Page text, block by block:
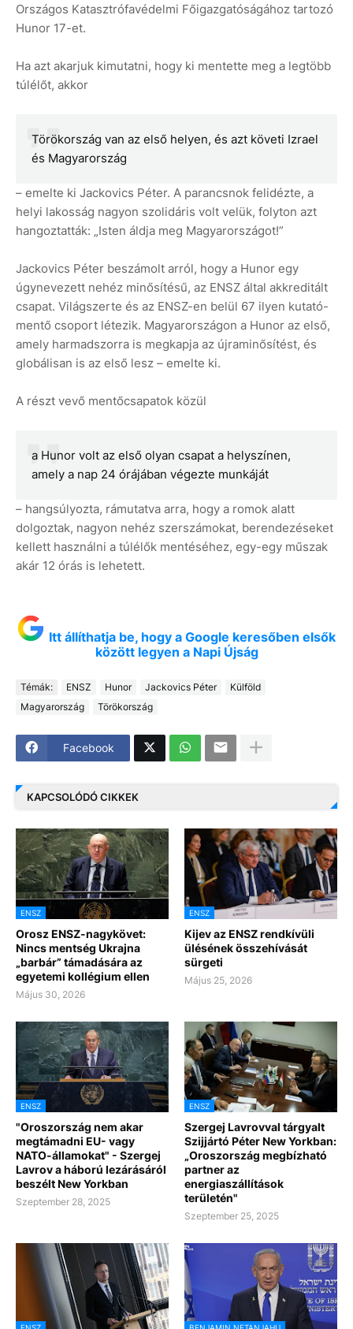
Országos Katasztrófavédelmi Főigazgatóságához tartozó
Hunor 17-et.
Ha azt akarjuk kimutatni, hogy ki mentette meg a legtöbb
túlélőt, akkor
Törökország van az első helyen, és azt követi Izrael
és Magyarország
– emelte ki Jackovics Péter. A parancsnok felidézte, a
helyi lakosság nagyon szolidáris volt velük, folyton azt
hangoztatták: „Isten áldja meg Magyarországot!”
Jackovics Péter beszámolt arról, hogy a Hunor egy
úgynevezett nehéz minősítésű, az ENSZ által akkreditált
csapat. Világszerte és az ENSZ-en belül 67 ilyen kutató-
mentő csoport létezik. Magyarországon a Hunor az első,
amely harmadszorra is megkapja az újraminősítést, és
globálisan is az első lesz – emelte ki.
A részt vevő mentőcsapatok közül
a Hunor volt az első olyan csapat a helyszínen,
amely a nap 24 órájában végezte munkáját
– hangsúlyozta, rámutatva arra, hogy a romok alatt
dolgoztak, nagyon nehéz szerszámokat, berendezéseket
kellett használni a túlélők mentéséhez, egy-egy műszak
akár 12 órás is lehetett.
Itt állíthatja be, hogy a Google keresőben elsők
között legyen a Napi Újság
Témák: ENSZ Hunor Jackovics Péter
Külföld
Magyarország
Törökország
Facebook
KAPCSOLÓDÓ CIKKEK
ENSZ
Orosz ENSZ-nagykövet:
Nincs mentség Ukrajna
„barbár” támadására az
egyetemi kollégium ellen
Május 30, 2026
ENSZ
Kijev az ENSZ rendkívüli
ülésének összehívását
sürgeti
Május 25, 2026
ENSZ
"Oroszország nem akar
megtámadni EU- vagy
NATO-államokat" - Szergej
Lavrov a háború lezárásáról
beszélt New Yorkban
Szeptember 28, 2025
ENSZ
Szergej Lavrovval tárgyalt
Szijjártó Péter New Yorkban:
„Oroszország megbízható
partner az
energiaszállítások
területén"
Szeptember 25, 2025